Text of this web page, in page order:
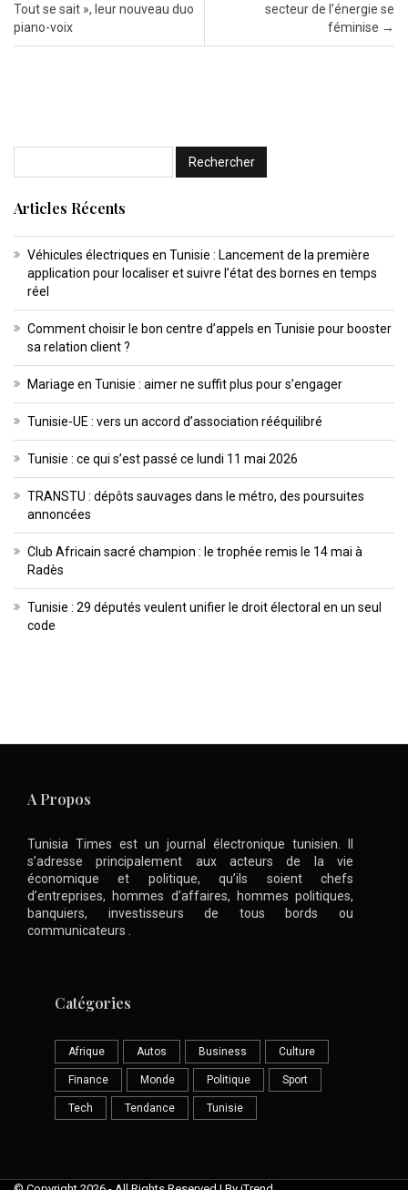
Tout se sait », leur nouveau duo
piano-voix
secteur de l’énergie se
féminise →
Articles Récents
Véhicules électriques en Tunisie : Lancement de la première
application pour localiser et suivre l’état des bornes en temps
réel
Comment choisir le bon centre d’appels en Tunisie pour booster
sa relation client ?
Mariage en Tunisie : aimer ne suffit plus pour s’engager
Tunisie-UE : vers un accord d’association rééquilibré
Tunisie : ce qui s’est passé ce lundi 11 mai 2026
TRANSTU : dépôts sauvages dans le métro, des poursuites
annoncées
Club Africain sacré champion : le trophée remis le 14 mai à
Radès
Tunisie : 29 députés veulent unifier le droit électoral en un seul
code
A Propos
Tunisia Times est un journal électronique tunisien. Il
s’adresse principalement aux acteurs de la vie
économique et politique, qu’ils soient chefs
d’entreprises, hommes d’affaires, hommes politiques,
banquiers, investisseurs de tous bords ou
communicateurs .
Catégories
Afrique Autos Business Culture
Finance Monde Politique Sport
Tech Tendance Tunisie